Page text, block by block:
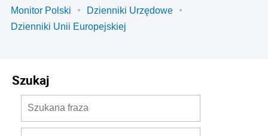
Monitor Polski
Dzienniki Urzędowe
Dzienniki Unii Europejskiej
Szukaj